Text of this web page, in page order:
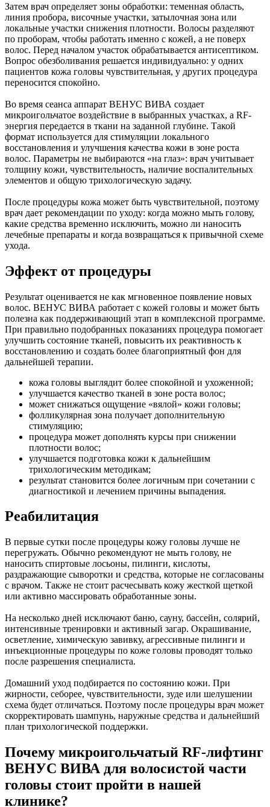
Затем врач определяет зоны обработки: теменная область,
линия пробора, височные участки, затылочная зона или
локальные участки снижения плотности. Волосы разделяют
по проборам, чтобы работать именно с кожей, а не поверх
волос. Перед началом участок обрабатывается антисептиком.
Вопрос обезболивания решается индивидуально: у одних
пациентов кожа головы чувствительная, у других процедура
переносится спокойно.
Во время сеанса аппарат ВЕНУС ВИВА создает
микроигольчатое воздействие в выбранных участках, а RF-
энергия передается в ткани на заданной глубине. Такой
формат используется для стимуляции локального
восстановления и улучшения качества кожи в зоне роста
волос. Параметры не выбираются «на глаз»: врач учитывает
толщину кожи, чувствительность, наличие воспалительных
элементов и общую трихологическую задачу.
После процедуры кожа может быть чувствительной, поэтому
врач дает рекомендации по уходу: когда можно мыть голову,
какие средства временно исключить, можно ли наносить
лечебные препараты и когда возвращаться к привычной схеме
ухода.
Эффект от процедуры
Результат оценивается не как мгновенное появление новых
волос. ВЕНУС ВИВА работает с кожей головы и может быть
полезна как поддерживающий этап в комплексной программе.
При правильно подобранных показаниях процедура помогает
улучшить состояние тканей, повысить их реактивность к
восстановлению и создать более благоприятный фон для
дальнейшей терапии.
кожа головы выглядит более спокойной и ухоженной;
улучшается качество тканей в зоне роста волос;
может снижаться ощущение «вялой» кожи головы;
фолликулярная зона получает дополнительную
стимуляцию;
процедура может дополнять курсы при снижении
плотности волос;
улучшается подготовка кожи к дальнейшим
трихологическим методикам;
результат становится более логичным при сочетании с
диагностикой и лечением причины выпадения.
Реабилитация
В первые сутки после процедуры кожу головы лучше не
перегружать. Обычно рекомендуют не мыть голову, не
наносить спиртовые лосьоны, пилинги, кислоты,
раздражающие сыворотки и средства, которые не согласованы
с врачом. Также не стоит расчесывать кожу жесткой щеткой
или активно массировать обработанные зоны.
На несколько дней исключают баню, сауну, бассейн, солярий,
интенсивные тренировки и активный загар. Окрашивание,
осветление, химическую завивку, агрессивные пилинги и
инъекционные процедуры по коже головы проводят только
после разрешения специалиста.
Домашний уход подбирается по состоянию кожи. При
жирности, себорее, чувствительности, зуде или шелушении
схема будет отличаться. Поэтому после процедуры врач может
скорректировать шампунь, наружные средства и дальнейший
план трихологической поддержки.
Почему микроигольчатый RF-лифтинг
ВЕНУС ВИВА для волосистой части
головы стоит пройти в нашей
клинике?